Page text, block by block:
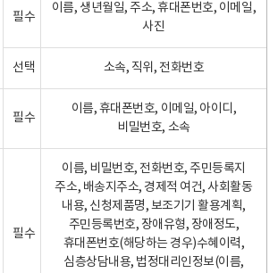
필수
이름, 생년월일, 주소, 휴대폰번호, 이메일,
사진
선택 소속, 직위, 전화번호
필수
이름, 휴대폰번호, 이메일, 아이디,
비밀번호, 소속
필수
이름, 비밀번호, 전화번호, 주민등록지
주소, 배송지주소, 경제적 여건, 사회활동
내용, 신청제품명, 보조기기 활용계획,
주민등록번호, 장애유형, 장애정도,
휴대폰번호(해당하는 경우)수혜이력,
심층상담내용, 법정대리인정보(이름,